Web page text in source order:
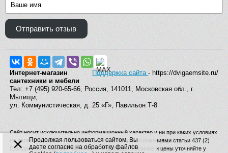
Отправить отзыв
Поддержка сайта- https://dvigaemsite.ru/
Интернет-магазин
сантехники и мебели
Тел: +7 (495) 920-65-66, Россия, 141011, Московская обл., г.
Мытищи,
ул. Коммунистическая, д. 25 «Г», Павильон Т-8
Сайт носит исключительно информационный характер и ни при каких условиях
не является публичной офертой, определяемой положениями статьи 437 (2)
Гражданского кодекса Российской Федерации. Наличие и цены уточняйте у
×
Продолжая пользоваться сайтом, Вы
даете согласие на обработку файлов